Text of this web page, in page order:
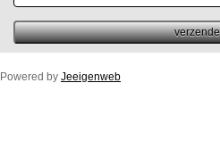
Powered by Jeeigenweb